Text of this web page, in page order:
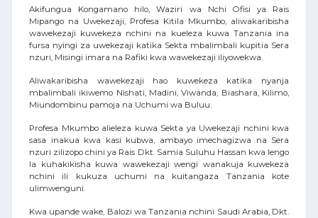
Akifungua Kongamano hilo, Waziri wa Nchi Ofisi ya Rais
Mipango na Uwekezaji, Profesa Kitila Mkumbo, aliwakaribisha
wawekezaji kuwekeza nchini na kueleza kuwa Tanzania ina
fursa nyingi za uwekezaji katika Sekta mbalimbali kupitia Sera
nzuri, Misingi imara na Rafiki kwa wawekezaji iliyowekwa.
Aliwakaribisha wawekezaji hao kuwekeza katika nyanja
mbalimbali ikiwemo Nishati, Madini, Viwanda, Biashara, Kilimo,
Miundombinu pamoja na Uchumi wa Buluu.
Profesa Mkumbo alieleza kuwa Sekta ya Uwekezaji nchini kwa
sasa inakua kwa kasi kubwa, ambayo imechagizwa na Sera
nzuri zilizopo chini ya Rais Dkt. Samia Suluhu Hassan kwa lengo
la kuhakikisha kuwa wawekezaji wengi wanakuja kuwekeza
nchini ili kukuza uchumi na kuitangaza Tanzania kote
ulimwenguni.
Kwa upande wake, Balozi wa Tanzania nchini Saudi Arabia, Dkt.